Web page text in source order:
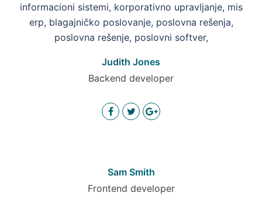
Judith Jones
Backend developer
Sam Smith
Frontend developer